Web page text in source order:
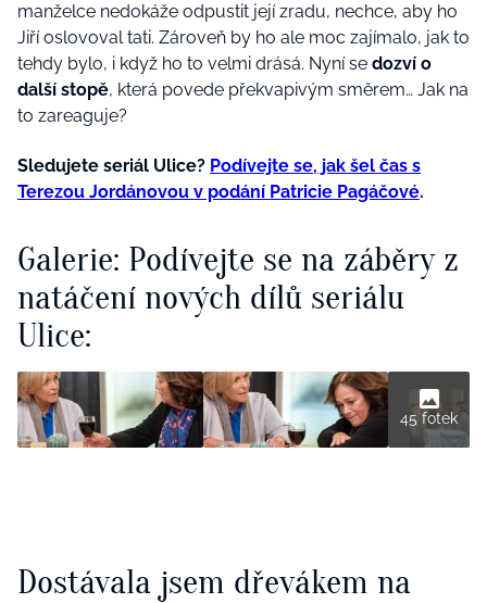
manželce nedokáže odpustit její zradu, nechce, aby ho
Jiří oslovoval tati. Zároveň by ho ale moc zajímalo, jak to
tehdy bylo, i když ho to velmi drásá. Nyní se dozví o
další stopě, která povede překvapivým směrem… Jak na
to zareaguje?
Sledujete seriál Ulice? Podívejte se, jak šel čas s
Terezou Jordánovou v podání Patricie Pagáčové.
Galerie: Podívejte se na záběry z
natáčení nových dílů seriálu
Ulice:
45 fotek
Dostávala jsem dřevákem na